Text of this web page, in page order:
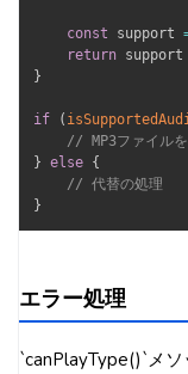
const support
return support
}
if (
// MP3ファイル
} else {
// 代替の処理
}
エラー処理
`canPlayType()`メ